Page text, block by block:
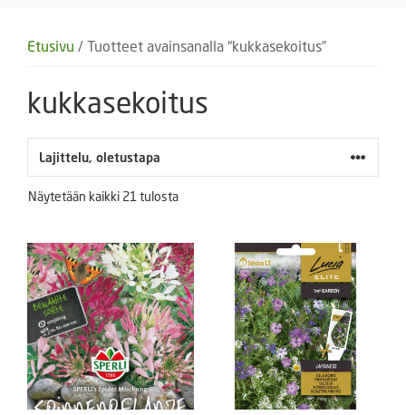
Etusivu / Tuotteet avainsanalla “kukkasekoitus”
kukkasekoitus
Näytetään kaikki 21 tulosta